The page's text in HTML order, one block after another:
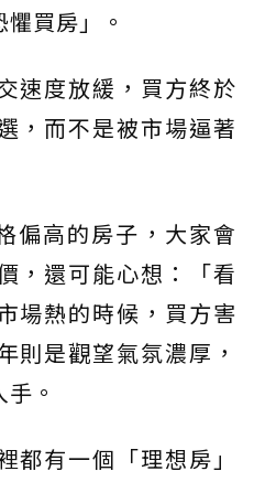
懼買房」。
速度放緩，買方終於
，而不是被市場逼著
偏高的房子，大家會
，還可能心想：「看
場熱的時候，買方害
則是觀望氣氛濃厚，
。
都有一個「理想房」